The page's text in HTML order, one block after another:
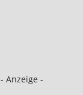
- Anzeige -